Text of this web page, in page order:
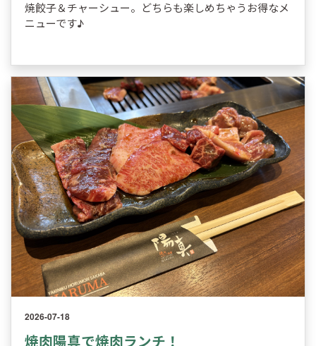
焼餃子＆チャーシュー。どちらも楽しめちゃうお得なメ
ニューです♪
2026-07-18
焼肉陽真で焼肉ランチ！